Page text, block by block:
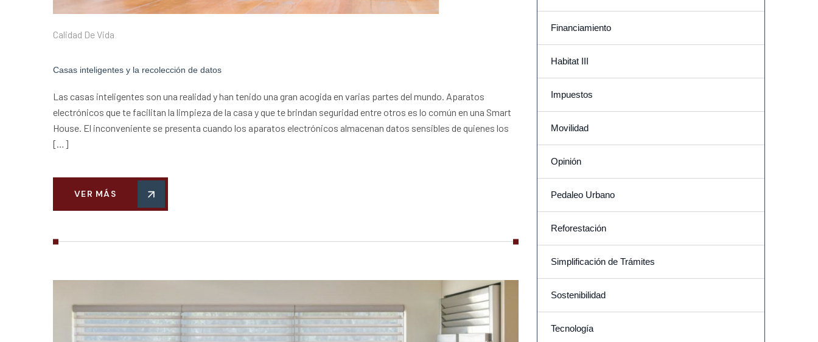
Calidad De Vida
Casas inteligentes y la recolección de datos
Las casas inteligentes son una realidad y han tenido una gran acogida en varias partes del mundo. Aparatos
electrónicos que te facilitan la limpieza de la casa y que te brindan seguridad entre otros es lo común en una Smart
House. El inconveniente se presenta cuando los aparatos electrónicos almacenan datos sensibles de quienes los
[…]
VER MÁS
Financiamiento
Habitat III
Impuestos
Movilidad
Opinión
Pedaleo Urbano
Reforestación
Simplificación de Trámites
Sostenibilidad
Tecnología